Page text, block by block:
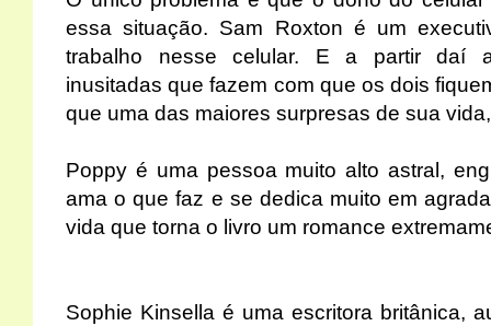
essa situação. Sam Roxton é um
trabalho nesse celular. E a partir daí
inusitadas que fazem com que os dois
que uma das maiores surpresas de sua
Poppy é uma pessoa muito alto astral,
ama o que faz e se dedica muito em
vida que torna o livro um romance
Sophie Kinsella é uma escritora britânica,